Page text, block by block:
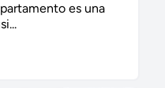
es una